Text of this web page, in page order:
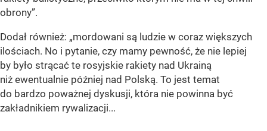
obrony”.
Dodał również: „mordowani są ludzie w coraz większych
ilościach. No i pytanie, czy mamy pewność, że nie lepiej
by było strącać te rosyjskie rakiety nad Ukrainą
niż ewentualnie później nad Polską. To jest temat
do bardzo poważnej dyskusji, która nie powinna być
zakładnikiem rywalizacji...